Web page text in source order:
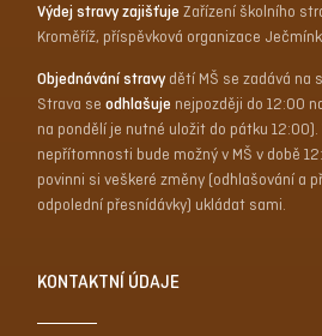
Výdej stravy zajišťuje Zařízení školního
Kroměříž, příspěvková organizace
Objednávání stravy dětí MŠ se zadává na
Strava seodhlašuje nejpozději do 12:00
na pondělí je nutné uložit do pátku 12:00).
nepřítomnosti bude možný v MŠ v době
povinni si veškeré změny (odhlašování a
odpolední přesnídávky) ukládat sami.
KONTAKTNÍ ÚDAJE